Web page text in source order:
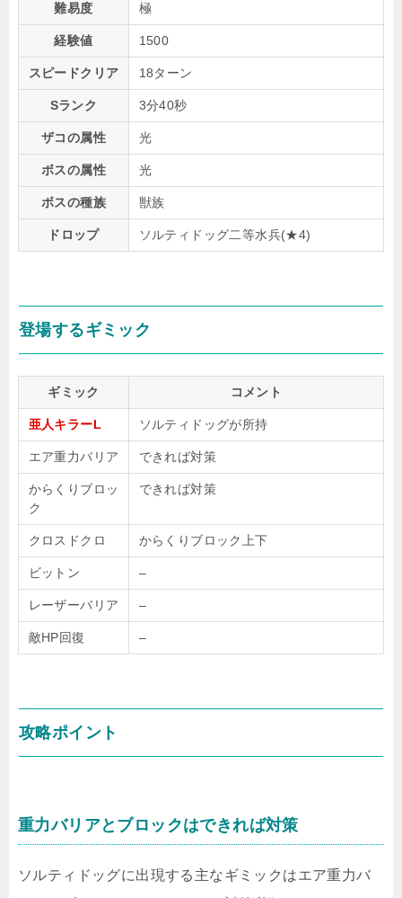
難易度 極
経験値 1500
スピードクリア 18ターン
Sランク 3分40秒
ザコの属性 光
ボスの属性 光
ボスの種族 獣族
ドロップ ソルティドッグ二等水兵(★4)
登場するギミック
ギミック コメント
亜人キラーL ソルティドッグが所持
エア重力バリア できれば対策
からくりブロッ
ク
できれば対策
クロスドクロ からくりブロック上下
ビットン –
レーザーバリア –
敵HP回復 –
攻略ポイント
重力バリアとブロックはできれば対策
ソルティドッグに出現する主なギミックはエア重力バ